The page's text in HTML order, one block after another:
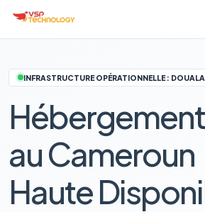
INFRASTRUCTURE OPÉRATIONNELLE :
au Cameroun
Haute